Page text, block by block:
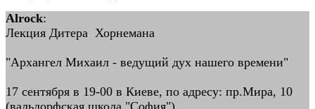
Alrock:
Лекция Дитера Хорнемана
"Архангел Михаил - ведущий дух нашего времени"
17 сентября в 19-00 в Киеве, по адресу: пр.Мира, 10
(вальдорфская школа "София").